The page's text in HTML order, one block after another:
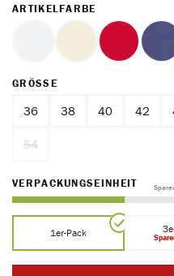
ARTIKELFARBE
weiss ecru
GRÖSSE AUSWÄHLEN
36 38 40 42
54(Diese Option ist zurzeit nicht
VERPACKUNGSEINHEIT
1er-Pack